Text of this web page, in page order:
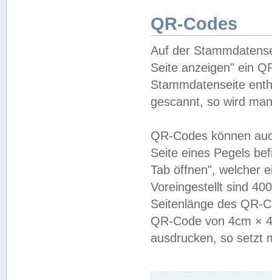
QR-Codes
Auf der
Seite anzeigen" ein
Stammdatenseite
gescannt, so wird
QR-Codes können
Seite eines Pegels
Tab öffnen", welcher
Voreingestellt sind
Seitenlänge des QR-
QR-Code von 4cm ×
ausdrucken, so setzt